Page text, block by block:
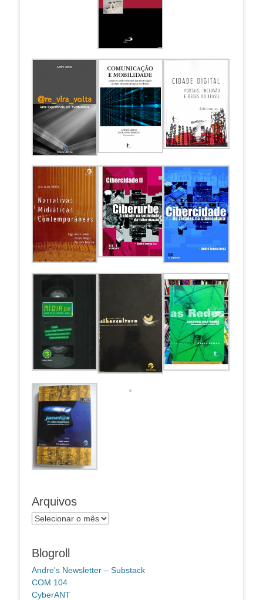
Arquivos
Arquivos
Blogroll
Andre's Newsletter – Substack
COM 104
CyberANT